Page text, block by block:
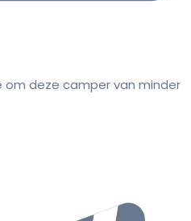
om deze camper van minder